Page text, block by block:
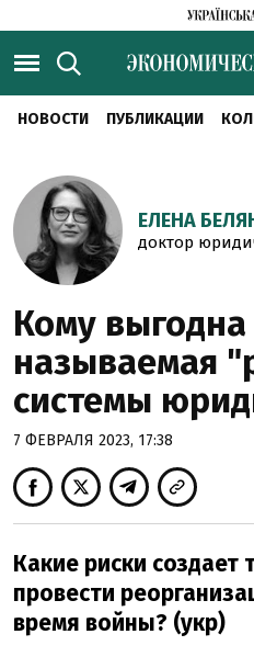
НОВОСТИ ПУБЛИКАЦИИ
ЕЛЕНА
доктор
Кому выгодна
называемая
системы
7 ФЕВРАЛЯ 2023, 17:38
Какие риски создает
провести
время войны? (укр)